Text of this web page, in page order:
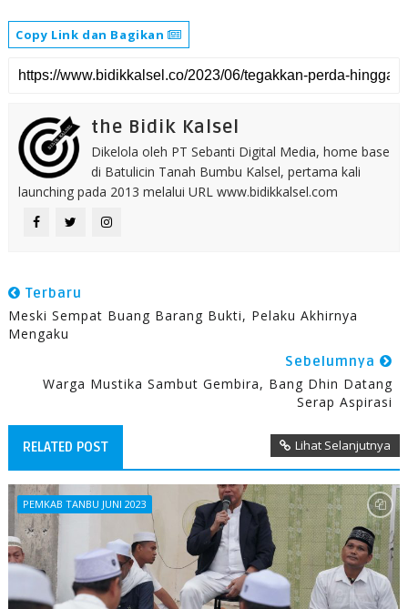
Copy Link dan Bagikan
the Bidik Kalsel
Dikelola oleh PT Sebanti Digital Media, home base
di Batulicin Tanah Bumbu Kalsel, pertama kali
launching pada 2013 melalui URL www.bidikkalsel.com
Terbaru
Meski Sempat Buang Barang Bukti, Pelaku Akhirnya
Mengaku
Sebelumnya
Warga Mustika Sambut Gembira, Bang Dhin Datang
Serap Aspirasi
RELATED POST Lihat Selanjutnya
PEMKAB TANBU JUNI 2023